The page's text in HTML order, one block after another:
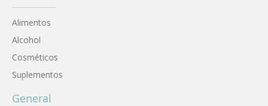
Alimentos
Alcohol
Cosméticos
Suplementos
General